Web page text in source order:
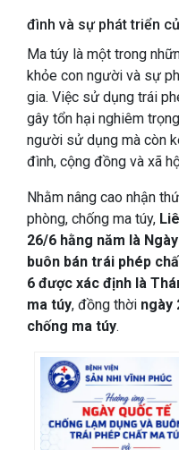
đình và sự phát triển
Ma túy là một trong
khỏe con người và sự
gia. Việc sử dụng trái
gây tổn hại nghiêm
người sử dụng mà còn
đình, cộng đồng và xã
Nhằm nâng cao nhận
phòng, chống ma túy,
26/6 hằng năm là
buôn bán trái phép
6 được xác định là
ma túy, đồng thời ngày
chống ma túy.